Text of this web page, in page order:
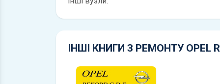
ІНШІ КНИГИ З РЕМОНТУ OPEL